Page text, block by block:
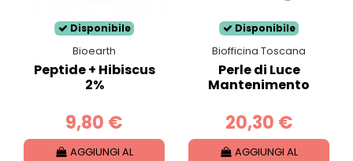
Disponibile
Bioearth
Peptide + Hibiscus
2%
9,80 €
AGGIUNGI AL
Disponibile
Biofficina Toscana
Perle di Luce
Mantenimento
20,30 €
AGGIUNGI AL